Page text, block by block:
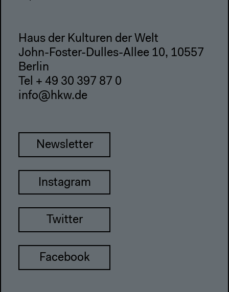
Haus der Kulturen der Welt
John-Foster-Dulles-Allee 10, 10557
Berlin
Tel + 49 30 397 87 0
info@hkw.de
Newsletter
Instagram
Twitter
Facebook